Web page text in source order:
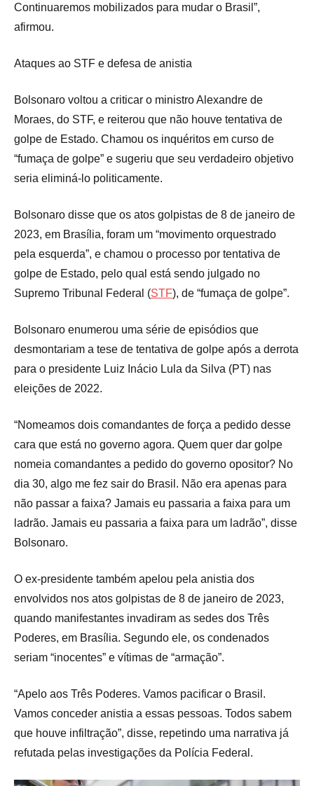
Continuaremos mobilizados para mudar o Brasil”,
afirmou.
Ataques ao STF e defesa de anistia
Bolsonaro voltou a criticar o ministro Alexandre de
Moraes, do STF, e reiterou que não houve tentativa de
golpe de Estado. Chamou os inquéritos em curso de
“fumaça de golpe” e sugeriu que seu verdadeiro objetivo
seria eliminá-lo politicamente.
Bolsonaro disse que os atos golpistas de 8 de janeiro de
2023, em Brasília, foram um “movimento orquestrado
pela esquerda”, e chamou o processo por tentativa de
golpe de Estado, pelo qual está sendo julgado no
Supremo Tribunal Federal (STF), de “fumaça de golpe”.
Bolsonaro enumerou uma série de episódios que
desmontariam a tese de tentativa de golpe após a derrota
para o presidente Luiz Inácio Lula da Silva (PT) nas
eleições de 2022.
“Nomeamos dois comandantes de força a pedido desse
cara que está no governo agora. Quem quer dar golpe
nomeia comandantes a pedido do governo opositor? No
dia 30, algo me fez sair do Brasil. Não era apenas para
não passar a faixa? Jamais eu passaria a faixa para um
ladrão. Jamais eu passaria a faixa para um ladrão”, disse
Bolsonaro.
O ex-presidente também apelou pela anistia dos
envolvidos nos atos golpistas de 8 de janeiro de 2023,
quando manifestantes invadiram as sedes dos Três
Poderes, em Brasília. Segundo ele, os condenados
seriam “inocentes” e vítimas de “armação”.
“Apelo aos Três Poderes. Vamos pacificar o Brasil.
Vamos conceder anistia a essas pessoas. Todos sabem
que houve infiltração”, disse, repetindo uma narrativa já
refutada pelas investigações da Polícia Federal.